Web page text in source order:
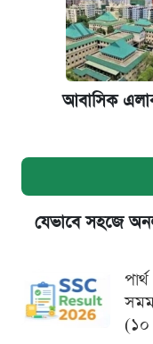
আবাসিক
যেভাবে সহজে
(১০